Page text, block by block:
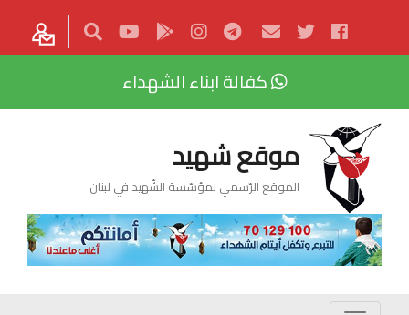
كفالة ابناء الشهداء
موقع شهيد
الموقع الرّسمي لمؤسّسة الشّهيد في لبنان